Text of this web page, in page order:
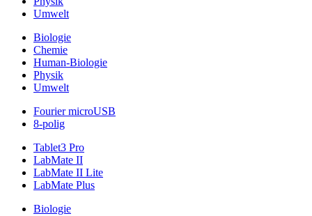
Umwelt
Biologie
Chemie
Human-Biologie
Physik
Umwelt
Fourier microUSB
8-polig
Tablet3 Pro
LabMate II
LabMate II Lite
LabMate Plus
Biologie